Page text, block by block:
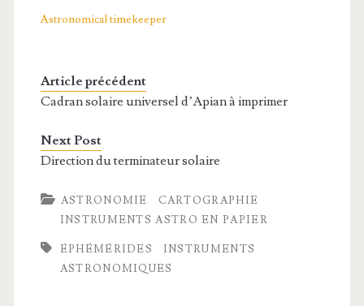
Astronomical timekeeper
Article précédent
Cadran solaire universel d’Apian à imprimer
Next Post
Direction du terminateur solaire
ASTRONOMIE
CARTOGRAPHIE
INSTRUMENTS ASTRO EN PAPIER
ÉPHÉMÉRIDES
INSTRUMENTS
ASTRONOMIQUES